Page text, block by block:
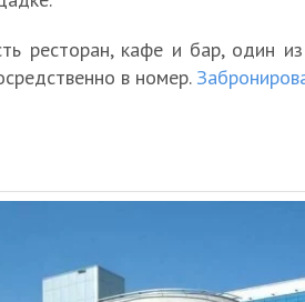
ресторан, кафе и бар, один
в номер.